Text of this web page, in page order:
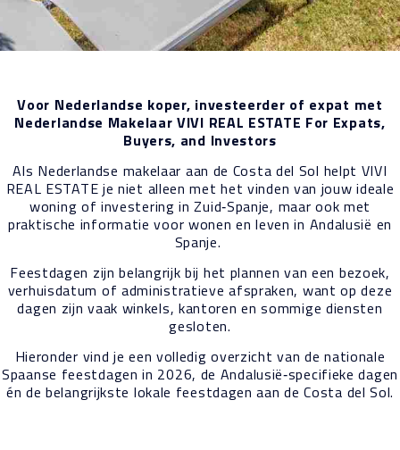
Voor Nederlandse koper, investeerder of expat met
Nederlandse Makelaar VIVI REAL ESTATE For Expats,
Buyers, and Investors
Als Nederlandse makelaar aan de Costa del Sol helpt VIVI
REAL ESTATE je niet alleen met het vinden van jouw ideale
woning of investering in Zuid‑Spanje, maar ook met
praktische informatie voor wonen en leven in Andalusië en
Spanje.
Feestdagen zijn belangrijk bij het plannen van een bezoek,
verhuisdatum of administratieve afspraken, want op deze
dagen zijn vaak winkels, kantoren en sommige diensten
gesloten.
Hieronder vind je een volledig overzicht van de nationale
Spaanse feestdagen in 2026, de Andalusië‑specifieke dagen
én de belangrijkste lokale feestdagen aan de Costa del Sol.